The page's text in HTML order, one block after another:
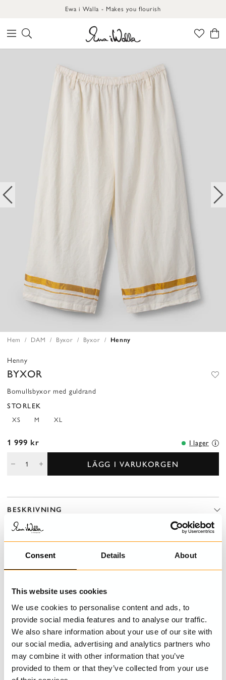
Consent Details About
This website uses cookies
We use cookies to personalise content and ads, to
provide social media features and to analyse our traffic.
We also share information about your use of our site with
our social media, advertising and analytics partners who
may combine it with other information that you’ve
provided to them or that they’ve collected from your use
Ewa i Walla - Makes you flourish
Hem DAM Byxor Byxor Henny
Henny
BYXOR
Bomullsbyxor med guldrand
STORLEK
XS M XL
1 999 kr I lager
LÄGG I VARUKORGEN
BESKRIVNING
Bomullsbyxor med guldrand, resår i midjan och hällor för bälte.
DETALJER
STORLEKSGUIDE
SENAST BESÖKTA